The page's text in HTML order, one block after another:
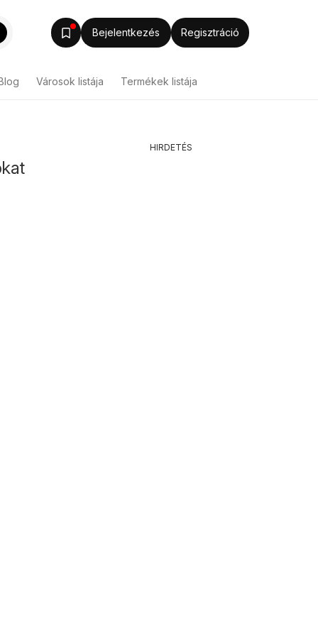
Bejelentkezés Regisztráció
Városok listája Termékek listája
HIRDETÉS